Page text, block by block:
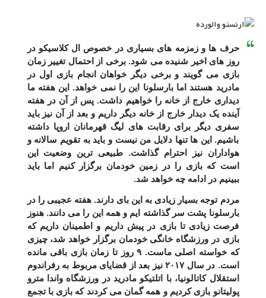
حرف ها و زمزمه های بسیاری در خصوص ال کلاسیکو در
روز های اخیر شنیده می شود. برخی از احتمال تغییر زمان
بازی می گویند و برخی دیگر خواهان انجام بازی اول در
مادرید هستند اما بارسلونا این را نمی خواهد. این هفته ما
دیداری خارج از خانه را خواهیم داشت. پس از آن در هفته
آینده یک دیدار خارج از خانه دیگر داریم و بعد از آن نیز باید
سفری دیگر برای رقابت های لیگ قهرمانان اروپا داشته
باشیم. این ها تنها دلایل من نیست و باید به تقویم سالانه و
هواداران نیز احترام گذاشت. طبیعی ترین وضعیت این
است که بازی را در زمین خودمان برگزار کنیم اما باید
ببینیم در ادامه چه خواهد شد.
مردم توجه بسیار زیادی به این بای دارند. هفته عجیبی را در
بارسلونا پشت سر گذاشته ایم و همه این را می دانند. هنوز
فرصت زیادی تا بازی در پیش داریم و اطمینان داریم که
بازی در ورزشگاه خانگی خودمان برگزار خواهد شد، چیزی
که خواسته اصلی ماست. ۹ روز تا زمان بازی باقی مانده
است. در سال ۲۰۱۷ نیز بعد از قضایای مربوط به رفراندوم
استقلال کاتالونیا، با اتلتیکو مادرید در ورزشگاه واندا مترو
پولیتانو بازی کردیم و همه گمان می کردند که بازی با تجمع